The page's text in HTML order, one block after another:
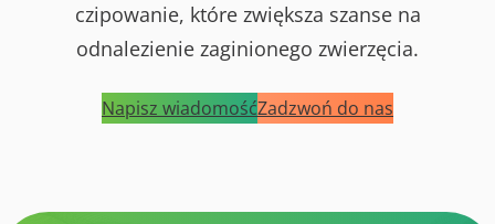
czipowanie, które zwiększa szanse na
odnalezienie zaginionego zwierzęcia.
Napisz wiadomośćZadzwoń do nas